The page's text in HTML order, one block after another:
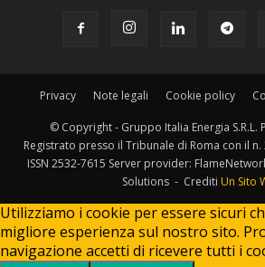
Privacy Note legali Cookie policy
© Copyright - Gruppo Italia Energia S.R.L.
Registrato presso il Tribunale di Roma con il
ISSN 2532-7615 Server provider:
Solutions - Crediti Un Sito
Utilizziamo i cookie per essere sicuri
migliore esperienza sul nostro sito.
navigazione accetti di ricevere tutti i